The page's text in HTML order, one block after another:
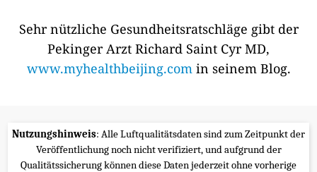
Sehr nützliche Gesundheitsratschläge gibt der
Pekinger Arzt Richard Saint Cyr MD,
www.myhealthbeijing.comin seinem Blog.
Nutzungshinweis: Alle Luftqualitätsdaten sind zum Zeitpunkt der
Veröffentlichung noch nicht verifiziert, und aufgrund der
Qualitätssicherung können diese Daten jederzeit ohne vorherige